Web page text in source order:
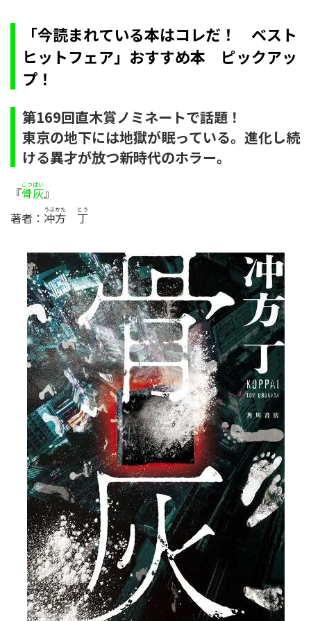
「今読まれている本はコレだ！ ベスト
ヒットフェア」おすすめ本 ピックアッ
プ！
第169回直木賞ノミネートで話題！
東京の地下には地獄が眠っている。進化し続
ける異才が放つ新時代のホラー。
『骨
こつ
灰
ぱい』
著者： 冲
うぶ
方
かた
丁
とう